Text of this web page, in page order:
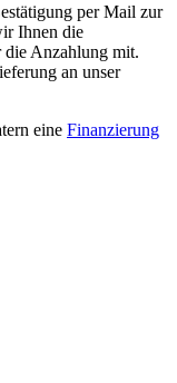
per Mail zur
Ihnen die
Anzahlung mit.
an unser
eine Finanzierung